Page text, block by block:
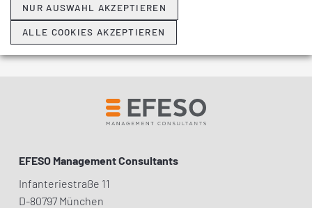
alle Glossar Einträge
EFESO Management Consultants
Infanteriestraße 11
D-80797 München
NUR AUSWAHL AKZEPTIEREN
ALLE COOKIES AKZEPTIEREN